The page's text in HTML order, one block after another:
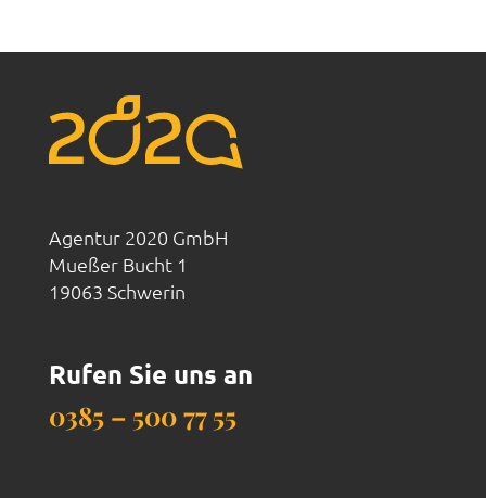
Agentur 2020 GmbH
Mueßer Bucht 1
19063 Schwerin
Rufen Sie uns an
0385 – 500 77 55